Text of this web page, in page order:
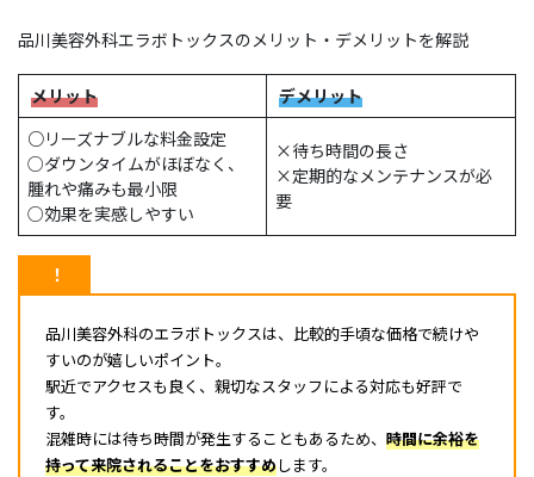
品川美容外科エラボトックスのメリット・デメリットを解説
メリット
デメリット
○リーズナブルな料金設定
○ダウンタイムがほぼなく、
腫れや痛みも最小限
○効果を実感しやすい
×待ち時間の長さ
×定期的なメンテナンスが必
要
！
品川美容外科のエラボトックスは、比較的手頃な価格で続けや
すいのが嬉しいポイント。
駅近でアクセスも良く、親切なスタッフによる対応も好評で
す。
混雑時には待ち時間が発生することもあるため、 時間に余裕を
持って来院されることをおすすめします。